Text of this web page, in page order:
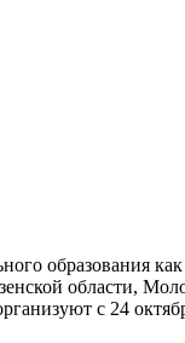
образования
области,
с 24